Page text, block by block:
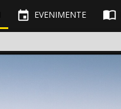
 EVENIMENTE 